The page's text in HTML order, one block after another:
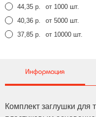
44,35 р.
от 1000 шт.
40,36 р.
от 5000 шт.
37,85 р.
от 10000 шт.
Информация
Комплект заглушки